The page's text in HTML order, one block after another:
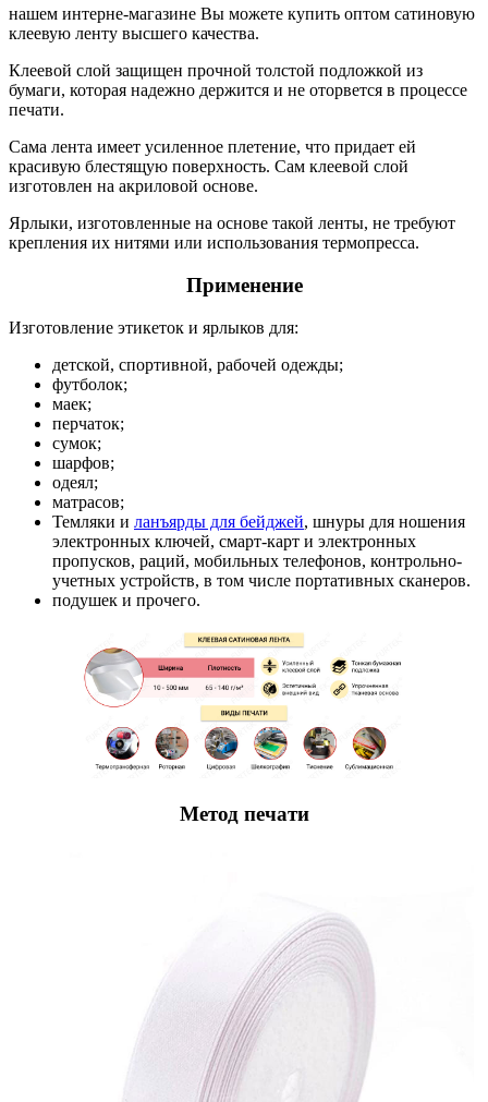
нашем интерне-магазине Вы можете купить оптом сатиновую
клеевую ленту высшего качества.
Клеевой слой защищен прочной толстой подложкой из
бумаги, которая надежно держится и не оторвется в процессе
печати.
Сама лента имеет усиленное плетение, что придает ей
красивую блестящую поверхность. Сам клеевой слой
изготовлен на акриловой основе.
Ярлыки, изготовленные на основе такой ленты, не требуют
крепления их нитями или использования термопресса.
Применение
Изготовление этикеток и ярлыков для:
детской, спортивной, рабочей одежды;
футболок;
маек;
перчаток;
сумок;
шарфов;
одеял;
матрасов;
Темляки и ланъярды для бейджей, шнуры для ношения
электронных ключей, смарт-карт и электронных
пропусков, раций, мобильных телефонов, контрольно-
учетных устройств, в том числе портативных сканеров.
подушек и прочего.
Метод печати